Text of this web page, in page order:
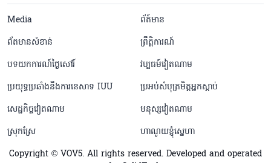
menu footer tiếng Khmer
Media
ព័ត៍មាន
ព័តមានសំខាន់
ព្រឹត្តិការណ៍
បទយកការណ៍ថ្ងៃសៅរ៍
វប្បធម៍វៀតណាម
ប្រយុទ្ធប្រឆាំងនឹងការនេសាទ IUU
ប្រអប់សំបុត្រមិត្តអ្នកស្តាប់
សេដ្ឋកិច្ចវៀតណាម
មនុស្សវៀតណាម
ស្រុកស្រែ
ហាណូយខ្ញុំស្នេហា
Copyright © VOV5. All rights reserved. Developed and operated